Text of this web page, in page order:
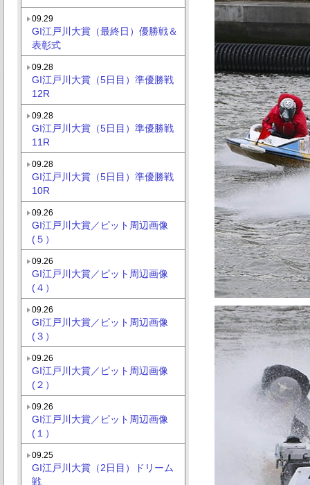
09.29
GI江戸川大賞（最終日）優勝戦＆
表彰式
09.28
GI江戸川大賞（5日目）準優勝戦
12R
09.28
GI江戸川大賞（5日目）準優勝戦
11R
09.28
GI江戸川大賞（5日目）準優勝戦
10R
09.26
GI江戸川大賞／ピット周辺画像
(５）
09.26
GI江戸川大賞／ピット周辺画像
(４）
09.26
GI江戸川大賞／ピット周辺画像
(３）
09.26
GI江戸川大賞／ピット周辺画像
(２）
09.26
GI江戸川大賞／ピット周辺画像
(１）
09.25
GI江戸川大賞（2日目）ドリーム
戦